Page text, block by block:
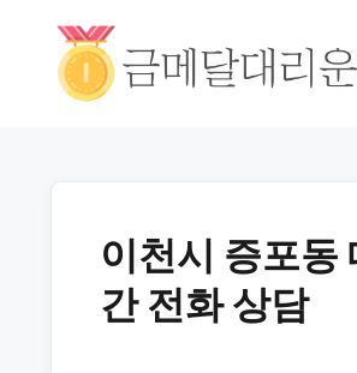
이천시 증포동
간 전화 상담